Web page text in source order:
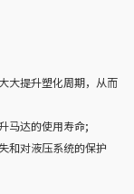
大提升塑化周期，从而
马达的使用寿命;
和对液压系统的保护